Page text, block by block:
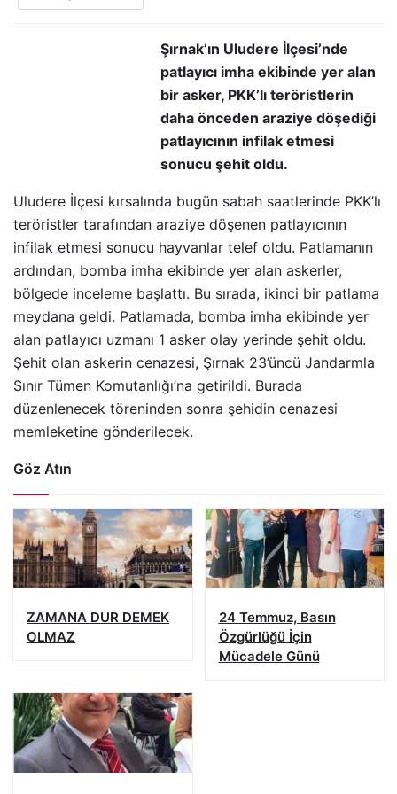
Şırnak’ın Uludere İlçesi’nde
patlayıcı imha ekibinde yer alan
bir asker, PKK’lı teröristlerin
daha önceden araziye döşediği
patlayıcının infilak etmesi
sonucu şehit oldu.
Uludere İlçesi kırsalında bugün sabah saatlerinde PKK’lı
teröristler tarafından araziye döşenen patlayıcının
infilak etmesi sonucu hayvanlar telef oldu. Patlamanın
ardından, bomba imha ekibinde yer alan askerler,
bölgede inceleme başlattı. Bu sırada, ikinci bir patlama
meydana geldi. Patlamada, bomba imha ekibinde yer
alan patlayıcı uzmanı 1 asker olay yerinde şehit oldu.
Şehit olan askerin cenazesi, Şırnak 23’üncü Jandarmla
Sınır Tümen Komutanlığı’na getirildi. Burada
düzenlenecek töreninden sonra şehidin cenazesi
memleketine gönderilecek.
Göz Atın
ZAMANA DUR DEMEK
OLMAZ
24 Temmuz, Basın
Özgürlüğü İçin
Mücadele Günü